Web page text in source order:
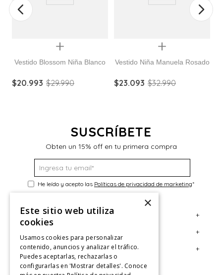
Quickview
Vestido Blossom Niña Blanco
$20.993 $29.990
Quickview
Vestido Niña Manuela Rosado
$23.093 $32.990
SUSCRÍBETE
Obten un 15% off en tu primera compra
He leído y acepto las Políticas de privacidad de marketing*
Servicio al Consumidor +
Centro de Ayuda
Contáctanos
Giftcard
+
Términos y Condiciones
Políticas de Despacho
Cuenta +
Mi Cuenta
×
Este sitio web utiliza
cookies
Usamos cookies para personalizar
contenido, anuncios y analizar el tráfico.
Puedes aceptarlas, rechazarlas o
configurarlas en 'Mostrar detalles'. Conoce